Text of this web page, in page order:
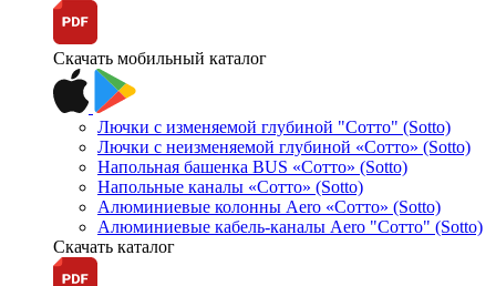
Скачать мобильный каталог
Лючки с изменяемой глубиной "Сотто" (Sotto)
Лючки с неизменяемой глубиной «Сотто» (Sotto)
Напольная башенка BUS «Сотто» (Sotto)
Напольные каналы «Сотто» (Sotto)
Алюминиевые колонны Aero «Сотто» (Sotto)
Алюминиевые кабель-каналы Aero "Сотто" (Sotto)
Скачать каталог